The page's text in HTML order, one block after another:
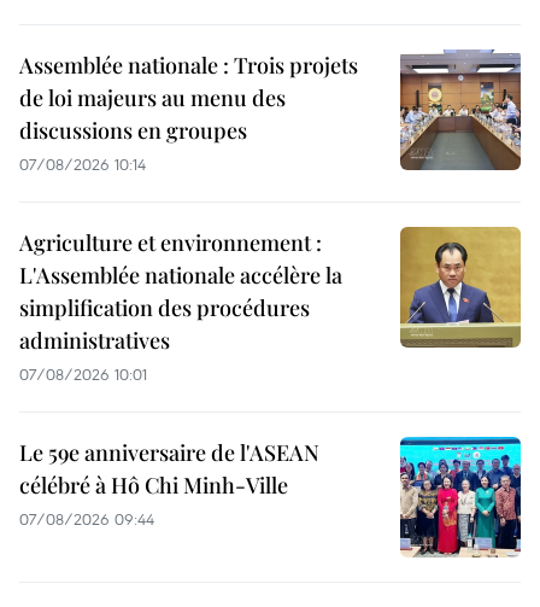
Assemblée nationale : Trois projets
de loi majeurs au menu des
discussions en groupes
07/08/2026 10:14
Agriculture et environnement :
L'Assemblée nationale accélère la
simplification des procédures
administratives
07/08/2026 10:01
Le 59e anniversaire de l'ASEAN
célébré à Hô Chi Minh-Ville
07/08/2026 09:44